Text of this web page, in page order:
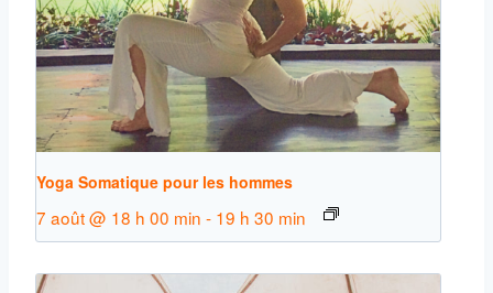
Yoga Somatique pour les hommes
7 août @ 18 h 00 min - 19 h 30 min